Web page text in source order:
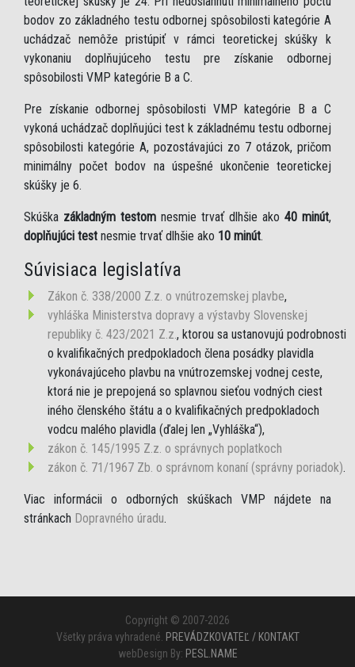
bodov zo základného testu odbornej spôsobilosti kategórie A
uchádzač nemôže pristúpiť v rámci teoretickej skúšky k
vykonaniu doplňujúceho testu pre získanie odbornej
spôsobilosti VMP kategórie B a C.
Pre získanie odbornej spôsobilosti VMP kategórie B a C
vykoná uchádzač doplňujúci test k základnému testu odbornej
spôsobilosti kategórie A, pozostávajúci zo 7 otázok, pričom
minimálny počet bodov na úspešné ukončenie teoretickej
skúšky je 6.
Skúška základným testom nesmie trvať dlhšie ako 40 minút,
doplňujúci test nesmie trvať dlhšie ako 10 minút.
Súvisiaca legislatíva
Zákon č. 338/2000 Z.z. o vnútrozemskej plavbe,
vyhláška Ministerstva dopravy a výstavby Slovenskej
republiky č. 423/2021 Z.z., ktorou sa ustanovujú podrobnosti
o kvalifikačných predpokladoch člena posádky plavidla
vykonávajúceho plavbu na vnútrozemskej vodnej ceste,
ktorá nie je prepojená so splavnou sieťou vodných ciest
iného členského štátu a o kvalifikačných predpokladoch
vodcu malého plavidla (ďalej len „Vyhláška“),
zákon č. 145/1995 Z.z. o správnych poplatkoch
zákon č. 71/1967 Zb. o správnom konaní (správny poriadok).
Viac informácii o odborných skúškach VMP nájdete na
stránkach Dopravného úradu.
Copyright © 2007-2026
Všetky práva vyhradené. PREVÁDZKOVATEĽ / KONTAKT
webDesign By: PESL.NAME